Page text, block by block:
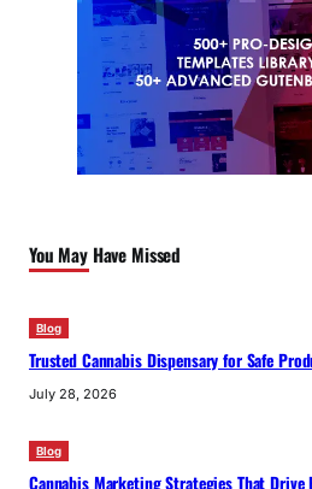
You May Have Missed
Blog
Trusted Cannabis Dispensary for Safe
July 28, 2026
Blog
Cannabis Marketing Strategies That